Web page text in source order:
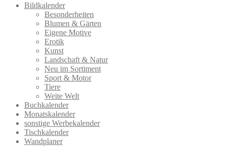
Bildkalender
Besonderheiten
Blumen & Gärten
Eigene Motive
Erotik
Kunst
Landschaft & Natur
Neu im Sortiment
Sport & Motor
Tiere
Weite Welt
Buchkalender
Monatskalender
sonstige Werbekalender
Tischkalender
Wandplaner